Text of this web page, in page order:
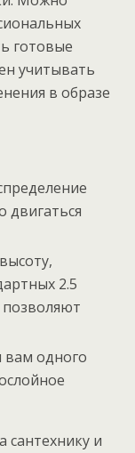
готовые
учитывать
в образе
двигаться
2.5
позволяют
вам одного
сантехнику и